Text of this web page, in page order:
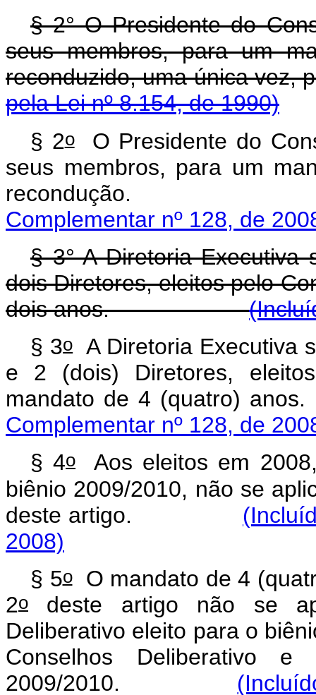
§ 2° O Presidente do
seus membros, para um
reconduzido, uma
pela Lei nº 8.154, de 1990)
§ 2oO Presidente do
seus membros, para um
Complementar nº 128, de
§ 3° A Diretoria Executiva
dois Diretores, eleitos pelo
dois anos.
§ 3oA Diretoria Executiva
e 2 (dois) Diretores,
mandato de 4 (quatro) anos.
Complementar nº 128, de
§ 4oAos eleitos em
biênio 2009/2010, não se
deste artigo.
2008)
§ 5oO mandato de 4
2o deste artigo não se
Deliberativo eleito para o
Conselhos Deliberativo
2009/2010.